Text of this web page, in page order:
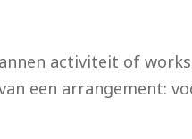
activiteit of
een arrangement: